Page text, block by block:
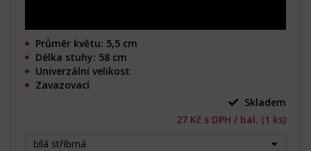
Průměr květu: 5,5 cm
Délka stuhy: 58 cm
Univerzální velikost
Zavazovací
Skladem
27 Kč s DPH / bal. (1 ks)
bílá stříbrná